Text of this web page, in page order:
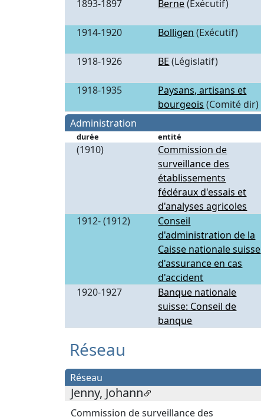
1893-1897
Berne(Exécutif)
1914-1920
Bolligen (Exécutif)
1918-1926
BE (Législatif)
1918-1935
Paysans, artisans et
bourgeois (Comité dir)
Administration
durée entité
(1910)
Commission de
surveillance des
établissements
fédéraux d'essais et
d'analyses agricoles
1912- (1912)
Conseil
d'administration de la
Caisse nationale suisse
d'assurance en cas
d'accident
1920-1927
Banque nationale
suisse: Conseil de
banque
Réseau
Réseau
Jenny, Johann
Commission de surveillance des